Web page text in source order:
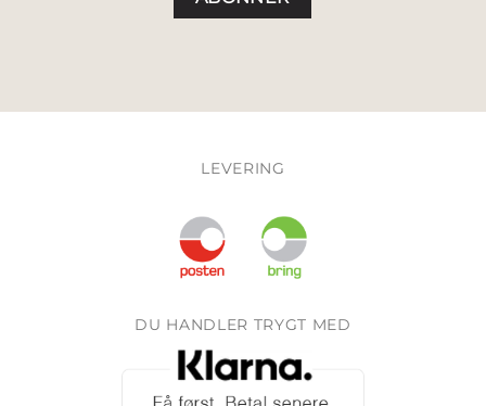
LEVERING
DU HANDLER TRYGT MED